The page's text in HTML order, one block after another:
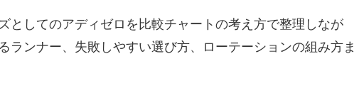
としてのアディゼロを比較チャートの考え方で整理しなが
ランナー、失敗しやすい選び方、ローテーションの組み方ま